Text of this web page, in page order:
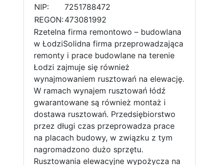
NIP:
7251788472
REGON:473081992
Rzetelna firma remontowo – budowlana
w ŁodziSolidna firma przeprowadzająca
remonty i prace budowlane na terenie
Łodzi zajmuje się również
wynajmowaniem rusztowań na elewację.
W ramach wynajem rusztowań łódź
gwarantowane są również montaż i
dostawa rusztowań. Przedsiębiorstwo
przez długi czas przeprowadza prace
na placach budowy, w związku z tym
nagromadzono dużo sprzętu.
Rusztowania elewacyjne wypożycza na